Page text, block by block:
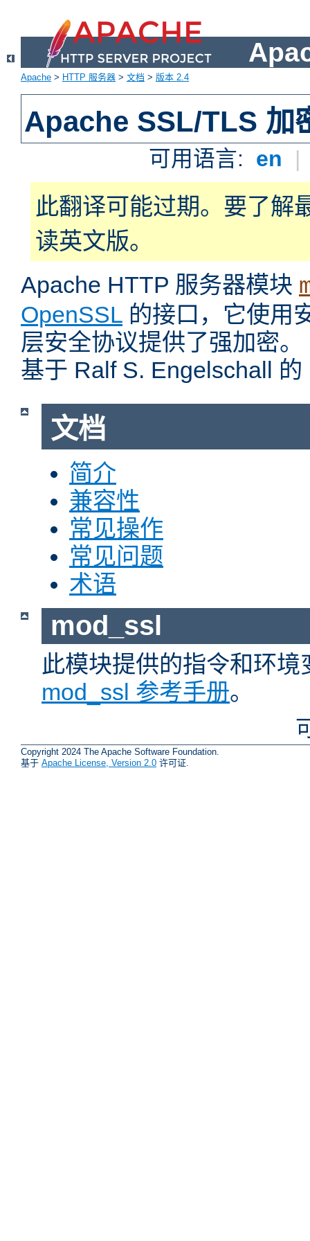
Apache > HTTP 服务器 > 文档 > 版本 2.4
Apache SSL/TLS 加
可用语言: en |
此翻译可能过期。要了解
读英文版。
Apache HTTP 服务器模块
OpenSSL 的接口，它使用
层安全协议提供了强加密
基于 Ralf S. Engelschall
文档
简介
兼容性
常见操作
常见问题
术语
mod_ssl
此模块提供的指令和环
mod_ssl 参考手册。
Copyright 2024 The Apache Software Foundation.
基于 Apache License, Version 2.0 许可证.